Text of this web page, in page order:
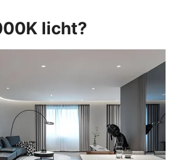
licht?